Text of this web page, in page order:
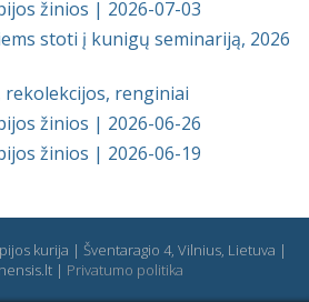
žinios | 2026-07-03
stoti į kunigų seminariją, 2026
renginiai
žinios | 2026-06-26
žinios | 2026-06-19
kurija | Šventaragio 4, Vilnius, Lietuva |
| Privatumo politika